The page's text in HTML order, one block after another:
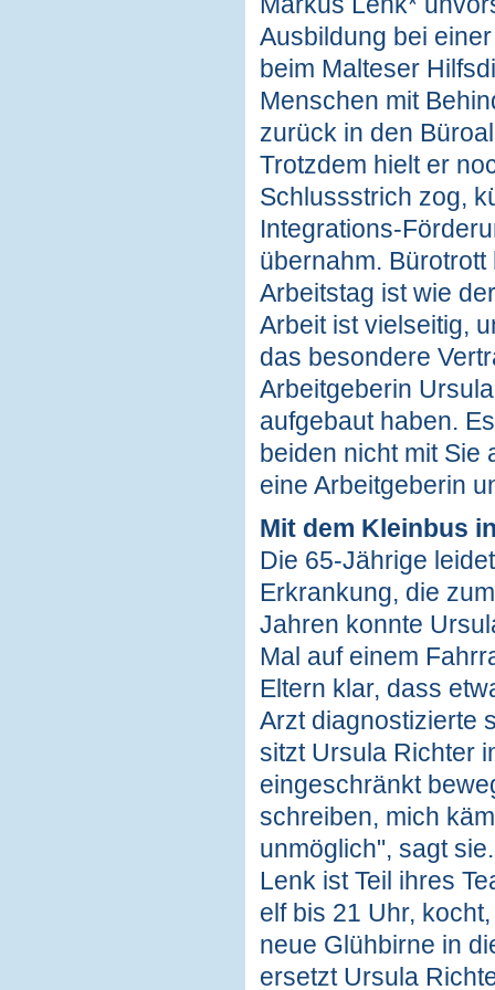
Ausbildung bei
beim Malteser
Menschen mit
zurück in den
Trotzdem hielt er
Schlussstrich zog,
Integrations-
übernahm.
Arbeitstag ist wie
Arbeit ist vielseitig,
das besondere
Arbeitgeberin
aufgebaut haben.
beiden nicht mit Sie
eine Arbeitgeberin
Mit dem Kleinbus
Die 65-Jährige
Erkrankung, die
Jahren konnte
Mal auf einem
Eltern klar, dass
Arzt diagnostizierte
sitzt Ursula Richter
eingeschränkt
schreiben, mich
unmöglich", sagt
Lenk ist Teil ihres
elf bis 21 Uhr,
neue Glühbirne in
ersetzt Ursula